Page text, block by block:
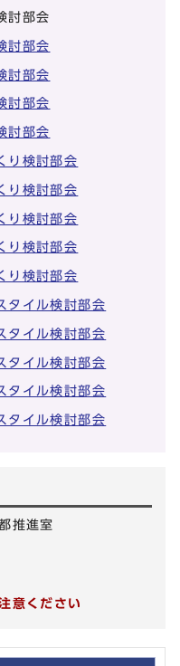
討部会
討部会
討部会
討部会
討部会
り検討部会
り検討部会
り検討部会
り検討部会
り検討部会
タイル検討部会
タイル検討部会
タイル検討部会
タイル検討部会
タイル検討部会
推進室
意ください